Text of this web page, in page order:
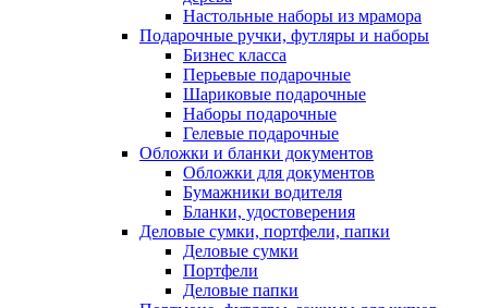
Настольные наборы из мрамора
Подарочные ручки, футляры и наборы
Бизнес класса
Перьевые подарочные
Шариковые подарочные
Наборы подарочные
Гелевые подарочные
Обложки и бланки документов
Обложки для документов
Бумажники водителя
Бланки, удостоверения
Деловые сумки, портфели, папки
Деловые сумки
Портфели
Деловые папки